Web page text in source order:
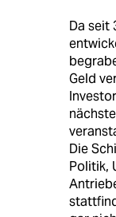
Da seit
Geld
Die
Politik,